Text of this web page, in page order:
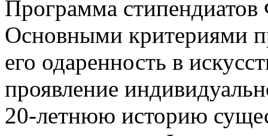
Программа стипендиатов
Основными критериями
его одаренность в
проявление
20-летнюю историю